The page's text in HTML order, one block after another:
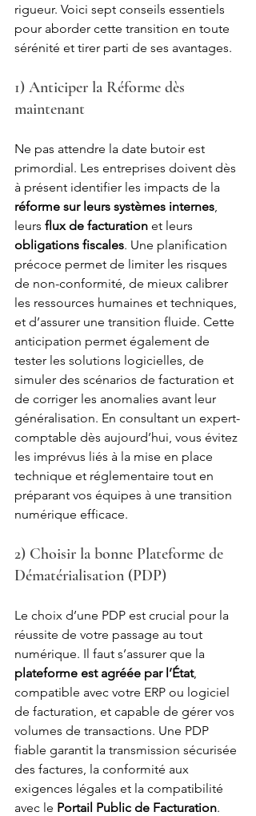
rigueur. Voici sept conseils essentiels
pour aborder cette transition en toute
sérénité et tirer parti de ses avantages.
1) Anticiper la Réforme dès
maintenant
Ne pas attendre la date butoir est
primordial. Les entreprises doivent dès
à présent identifier les impacts de la
réforme sur leurs systèmes internes,
leurs flux de facturation et leurs
obligations fiscales. Une planification
précoce permet de limiter les risques
de non-conformité, de mieux calibrer
les ressources humaines et techniques,
et d’assurer une transition fluide. Cette
anticipation permet également de
tester les solutions logicielles, de
simuler des scénarios de facturation et
de corriger les anomalies avant leur
généralisation. En consultant un expert-
comptable dès aujourd’hui, vous évitez
les imprévus liés à la mise en place
technique et réglementaire tout en
préparant vos équipes à une transition
numérique efficace.
2) Choisir la bonne Plateforme de
Dématérialisation (PDP)
Le choix d’une PDP est crucial pour la
réussite de votre passage au tout
numérique. Il faut s’assurer que la
plateforme est agréée par l’État,
compatible avec votre ERP ou logiciel
de facturation, et capable de gérer vos
volumes de transactions. Une PDP
fiable garantit la transmission sécurisée
des factures, la conformité aux
exigences légales et la compatibilité
avec le Portail Public de Facturation.